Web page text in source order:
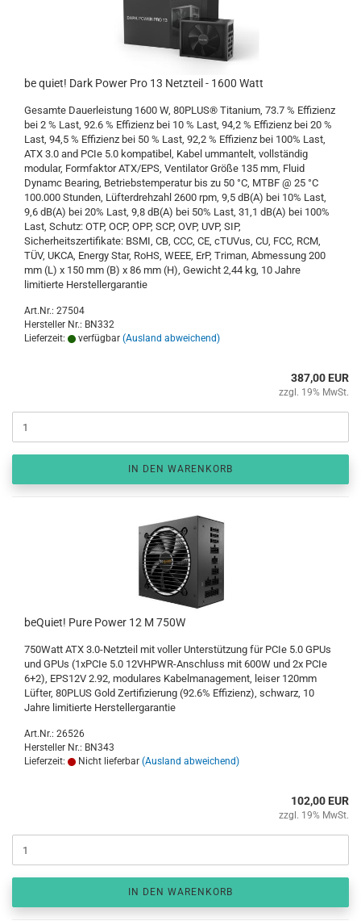
be quiet! Dark Power Pro 13 Netzteil - 1600 Watt
Gesamte Dauerleistung 1600 W, 80PLUS® Titanium, 73.7 % Effizienz
bei 2 % Last, 92.6 % Effizienz bei 10 % Last, 94,2 % Effizienz bei 20 %
Last, 94,5 % Effizienz bei 50 % Last, 92,2 % Effizienz bei 100% Last,
ATX 3.0 and PCIe 5.0 kompatibel, Kabel ummantelt, vollständig
modular, Formfaktor ATX/EPS, Ventilator Größe 135 mm, Fluid
Dynamc Bearing, Betriebstemperatur bis zu 50 °C, MTBF @ 25 °C
100.000 Stunden, Lüfterdrehzahl 2600 rpm, 9,5 dB(A) bei 10% Last,
9,6 dB(A) bei 20% Last, 9,8 dB(A) bei 50% Last, 31,1 dB(A) bei 100%
Last, Schutz: OTP, OCP, OPP, SCP, OVP, UVP, SIP,
Sicherheitszertifikate: BSMI, CB, CCC, CE, cTUVus, CU, FCC, RCM,
TÜV, UKCA, Energy Star, RoHS, WEEE, ErP, Triman, Abmessung 200
mm (L) x 150 mm (B) x 86 mm (H), Gewicht 2,44 kg, 10 Jahre
limitierte Herstellergarantie
Art.Nr.: 27504
Hersteller Nr.: BN332
Lieferzeit:
verfügbar (Ausland abweichend)
387,00 EUR
zzgl. 19% MwSt.
IN DEN WARENKORB
beQuiet! Pure Power 12 M 750W
750Watt ATX 3.0-Netzteil mit voller Unterstützung für PCIe 5.0 GPUs
und GPUs (1xPCIe 5.0 12VHPWR-Anschluss mit 600W und 2x PCIe
6+2), EPS12V 2.92, modulares Kabelmanagement, leiser 120mm
Lüfter, 80PLUS Gold Zertifizierung (92.6% Effizienz), schwarz, 10
Jahre limitierte Herstellergarantie
Art.Nr.: 26526
Hersteller Nr.: BN343
Lieferzeit:
Nicht lieferbar (Ausland abweichend)
102,00 EUR
zzgl. 19% MwSt.
IN DEN WARENKORB